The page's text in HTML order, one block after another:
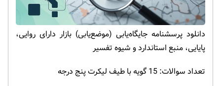
دانلود پرسشنامه جایگاه‌یابی (موضع‌یابی) بازار دارای روایی،
پایایی، منبع استاندارد و شیوه تفسیر
تعداد سوالات: 15 گویه با طیف لیکرت پنج درجه